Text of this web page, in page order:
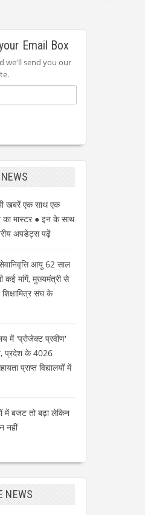
Email Box
we'll send you our
खबरें एक साथ एक
का मास्टर ● इन के साथ
अपडेट्स पढ़ें
सेवानिवृत्ति आयु 62 साल
कई मांगें, मुख्यमंत्री से
संघ के
में 'प्रोजेक्ट प्रवीण'
प्रदेश के 4026
प्राप्त विद्यालयों में
में बजट तो बढ़ा लेकिन
नहीं
NEWS